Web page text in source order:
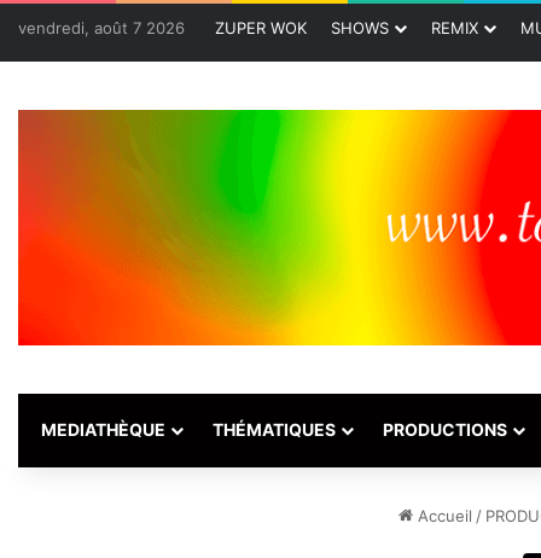
vendredi, août 7 2026 ZUPER WOK SHOWS REMIX
MEDIATHÈQUE THÉMATIQUES PRODUCTIONS
Accueil /